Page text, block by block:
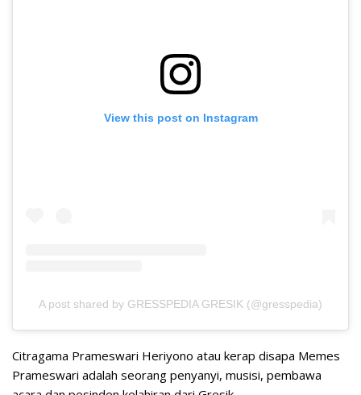
View this post on Instagram
A post shared by GRESSPEDIA GRESIK (@gresspedia)
Citragama Prameswari Heriyono atau kerap disapa Memes
Prameswari adalah seorang penyanyi, musisi, pembawa